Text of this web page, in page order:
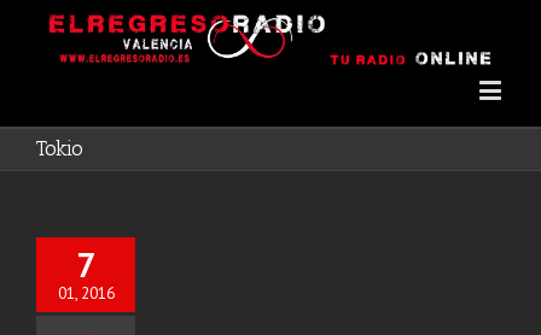
Tokio
7
01, 2016